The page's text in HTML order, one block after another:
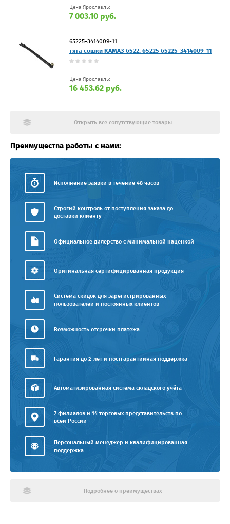
Цена Ярославль:
7 003.10 руб.
65225-3414009-11
тяга сошки КАМАЗ 6522, 65225 65225-3414009-11
Цена Ярославль:
16 453.62 руб.
Открыть все сопутствующие товары
Преимущества работы с нами:
Исполнение заявки в течение 48 часов
Строгий контроль от поступления заказа до
доставки клиенту
Официальное дилерство с минимальной наценкой
Оригинальная сертифицированная продукция
Система скидок для зарегистрированных
пользователей и постоянных клиентов
Возможность отсрочки платежа
Гарантия до 2-лет и постгарантийная поддержка
Автоматизированная система складского учёта
7 филиалов и 14 торговых представительств по
всей России
Персональный менеджер и квалифицированная
поддержка
Подробнее о преимуществах